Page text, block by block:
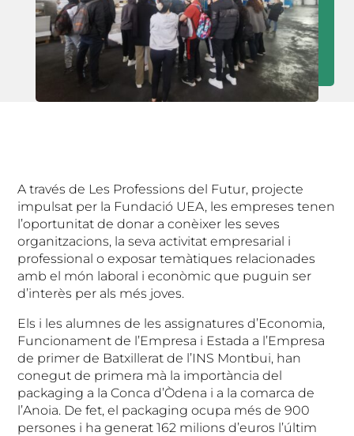
A través de Les Professions del Futur, projecte
impulsat per la Fundació UEA, les empreses tenen
l’oportunitat de donar a conèixer les seves
organitzacions, la seva activitat empresarial i
professional o exposar temàtiques relacionades
amb el món laboral i econòmic que puguin ser
d’interès per als més joves.
Els i les alumnes de les assignatures d’Economia,
Funcionament de l’Empresa i Estada a l’Empresa
de primer de Batxillerat de l’INS Montbui, han
conegut de primera mà la importància del
packaging a la Conca d’Òdena i a la comarca de
l’Anoia. De fet, el packaging ocupa més de 900
persones i ha generat 162 milions d’euros l’últim